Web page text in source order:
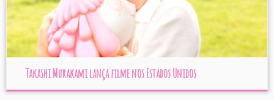
Takashi Murakami lança filme nos Estados Unidos